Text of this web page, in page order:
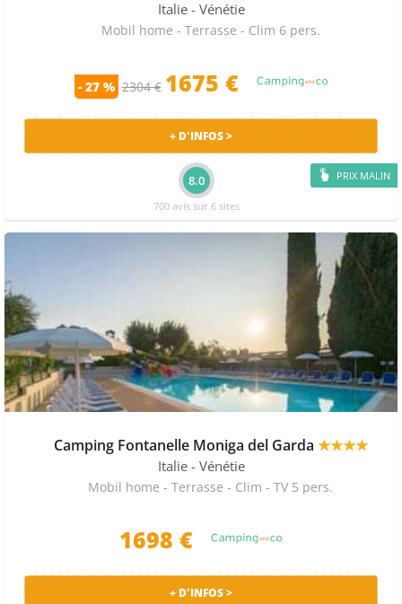
Italie - Vénétie
Mobil home - Terrasse - Clim 6 pers.
- 27 % 2304 € 1675 €
PRIX MALIN
+ D'INFOS >
8.0
700 avis sur 6 sites
Camping Fontanelle Moniga del Garda ★★★★
Italie - Vénétie
Mobil home - Terrasse - Clim - TV 5 pers.
1698 €
+ D'INFOS >